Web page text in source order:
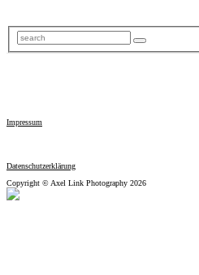
Impressum
Datenschutzerklärung
Copyright © Axel Link Photography 2026